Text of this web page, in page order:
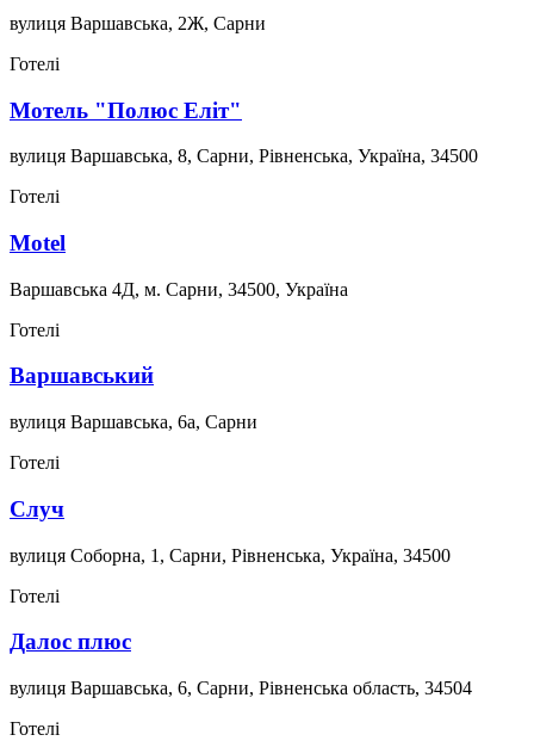
вулиця Варшавська, 2Ж, Сарни
Готелі
Мотель "Полюс Еліт"
вулиця Варшавська, 8, Сарни, Рівненська, Україна, 34500
Готелі
Motel
Варшавська 4Д, м. Сарни, 34500, Україна
Готелі
Варшавський
вулиця Варшавська, 6а, Сарни
Готелі
Случ
вулиця Соборна, 1, Сарни, Рівненська, Україна, 34500
Готелі
Далос плюс
вулиця Варшавська, 6, Сарни, Рівненська область, 34504
Готелі